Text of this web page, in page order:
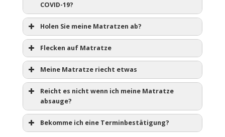
COVID-19?
Holen Sie meine Matratzen ab?
Flecken auf Matratze
Meine Matratze riecht etwas
Reicht es nicht wenn ich meine Matratze
absauge?
Bekomme ich eine Terminbestätigung?